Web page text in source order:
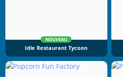
NOUVEAU
Idle Restaurant Tycoon